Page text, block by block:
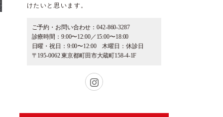
けたいと思います。
ご予約・お問い合わせ：042-860-3287
診療時間：9:00〜12:00／15:00〜18:00
日曜・祝日：9:00〜12:00 木曜日：休診日
〒195-0062 東京都町田市大蔵町158-4-1F